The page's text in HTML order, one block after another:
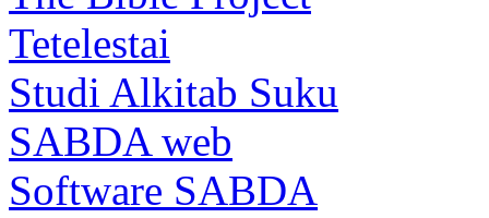
Tetelestai
Studi Alkitab Suku
SABDA web
Software SABDA